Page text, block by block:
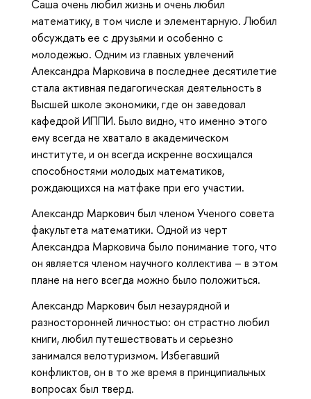
Саша очень любил жизнь и очень любил
математику, в том числе и элементарную. Любил
обсуждать ее с друзьями и особенно с
молодежью. Одним из главных увлечений
Александра Марковича в последнее десятилетие
стала активная педагогическая деятельность в
Высшей школе экономики, где он заведовал
кафедрой ИППИ. Было видно, что именно этого
ему всегда не хватало в академическом
институте, и он всегда искренне восхищался
способностями молодых математиков,
рождающихся на матфаке при его участии.
Александр Маркович был членом Ученого совета
факультета математики. Одной из черт
Александра Марковича было понимание того, что
он является членом научного коллектива – в этом
плане на него всегда можно было положиться.
Александр Маркович был незаурядной и
разносторонней личностью: он страстно любил
книги, любил путешествовать и серьезно
занимался велотуризмом. Избегавший
конфликтов, он в то же время в принципиальных
вопросах был тверд.